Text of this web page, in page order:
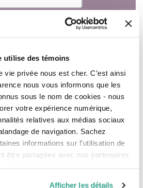
utilise des témoins
vie privée nous est cher. C’est ainsi
nous vous informons que les
sous le nom de cookies - nous
votre expérience numérique,
relatives aux médias sociaux
de navigation. Sachez
informations sur l’utilisation de
être partagées avec nos partenaires
Afficher les détails
Poste (si
applicable)